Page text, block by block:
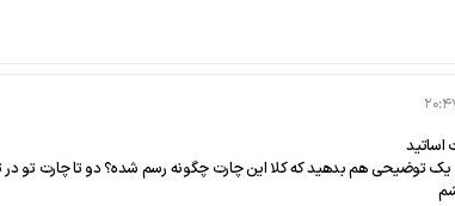
توضیحی هم بدهید که کلا این چارت چگونه رسم شده؟ دو تا چارت تو در